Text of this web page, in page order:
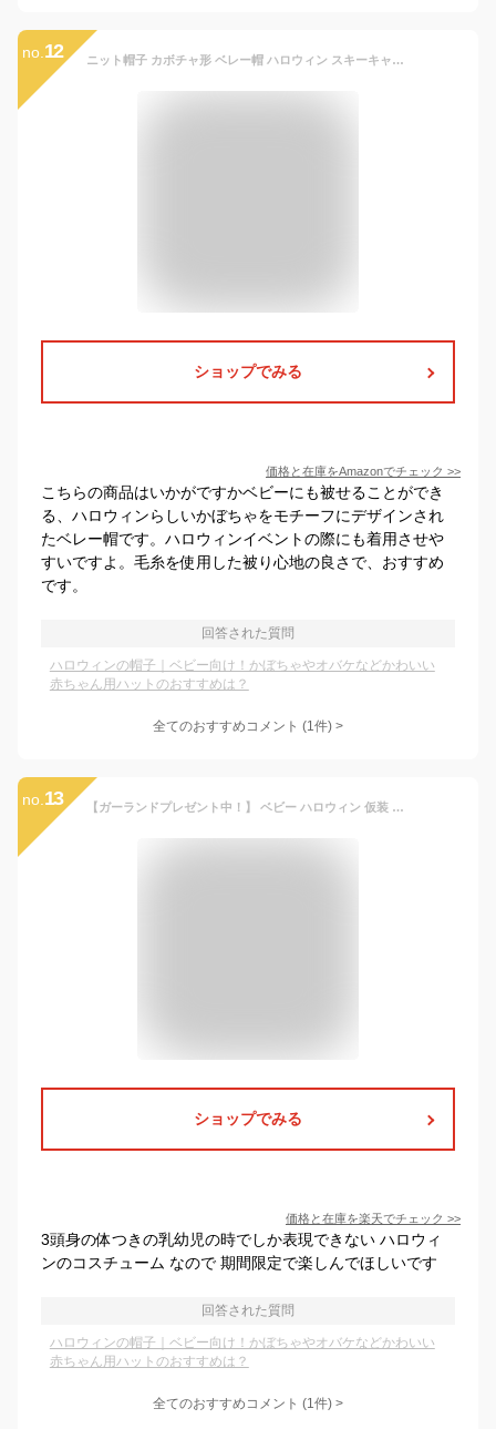
no. 12 ニット帽子 カボチャ形 ベレー帽 ハロウィン スキーキャップ ビーニーキャップ ニット 帽子 冬 ウォーマー かぎ針編み 写真撮影 プロップ ハット 女性用
ショップでみる
価格と在庫をAmazonでチェック >>
こちらの商品はいかがですかベビーにも被せることができ
る、ハロウィンらしいかぼちゃをモチーフにデザインされ
たベレー帽です。ハロウィンイベントの際にも着用させや
すいですよ。毛糸を使用した被り心地の良さで、おすすめ
です。
回答された質問
ハロウィンの帽子｜ベビー向け！かぼちゃやオバケなどかわいい
赤ちゃん用ハットのおすすめは？
全てのおすすめコメント (1件) >
no. 13 【ガーランドプレゼント中！】 ベビー ハロウィン 仮装 かぼちゃ 帽子セット 赤ちゃん コスプレ ジャック オー ランタン 80 90 100 cm リンクコーデ お揃い 出産祝い ギフト おまけ ガーランド /ハロウィントップス
ショップでみる
価格と在庫を楽天でチェック >>
3頭身の体つきの乳幼児の時でしか表現できない ハロウィ
ンのコスチューム なので 期間限定で楽しんでほしいです
回答された質問
ハロウィンの帽子｜ベビー向け！かぼちゃやオバケなどかわいい
赤ちゃん用ハットのおすすめは？
全てのおすすめコメント (1件) >